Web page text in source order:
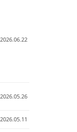
2026.06.22
2026.05.26
2026.05.11